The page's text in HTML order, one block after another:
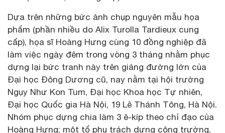
Dựa trên những bức ảnh chụp nguyên mẫu họa
phẩm (phần nhiều do Alix Turolla Tardieux cung
cấp), họa sĩ Hoàng Hưng cùng 10 đồng nghiệp đã
làm việc ngày đêm trong vòng 3 tháng nhằm phục
dựng lại bức tranh này trên giảng đường lớn của
Đại học Đông Dương cũ, nay nằm tại hội trường
Ngụy Như Kon Tum, Đại học Khoa học Tự nhiên,
Đại học Quốc gia Hà Nội, 19 Lê Thánh Tông, Hà Nội.
Nhóm phục dựng chia làm 3 ê-kíp theo chỉ đạo của
Hoàng Hưng: một tổ phụ trách dựng công trường,